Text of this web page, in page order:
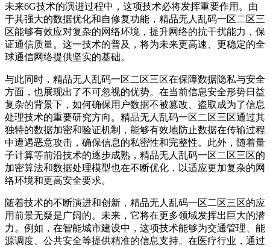
未来6G技术的演进过程中，这项技术必将发挥重要作用。由
于其强大的数据优化和自修复功能，精品无人乱码一区二区三
区能够有效应对复杂的网络环境，提升网络的抗干扰能力，保
证通信质量。这一技术的普及，将为未来更高速、更稳定的全
球通信网络提供坚实的基础。
与此同时，精品无人乱码一区二区三区在保障数据隐私与安全
方面，也展现出了不可忽视的优势。在当前信息安全形势日益
复杂的背景下，如何确保用户数据不被篡改、盗取成为了信息
处理技术的重要研究方向。精品无人乱码一区二区三区通过其
独特的数据加密和验证机制，能够有效地防止数据在传输过程
中遭遇恶意攻击，确保信息的私密性和完整性。此外，随着量
子计算等前沿技术的逐步成熟，精品无人乱码一区二区三区的
加密算法和数据处理模型也在不断优化，以适应更加复杂的网
络环境和更高安全要求。
随着技术的不断演进和创新，精品无人乱码一区二区三区的应
用前景无疑是广阔的。未来，它将在更多领域发挥出巨大的潜
力。例如，在智能城市建设中，这项技术能够为交通管理、能
源调度、公共安全等提供精准的信息支持。在医疗行业，通过